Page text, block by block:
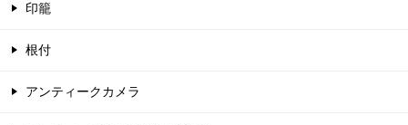
印籠
根付
アンティークカメラ